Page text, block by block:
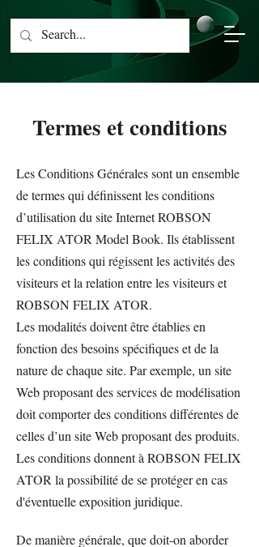
Termes et conditions
Les Conditions Générales sont un ensemble
de termes qui définissent les conditions
d’utilisation du site Internet ROBSON
FELIX ATOR Model Book. Ils établissent
les conditions qui régissent les activités des
visiteurs et la relation entre les visiteurs et
ROBSON FELIX ATOR.
Les modalités doivent être établies en
fonction des besoins spécifiques et de la
nature de chaque site. Par exemple, un site
Web proposant des services de modélisation
doit comporter des conditions différentes de
celles d’un site Web proposant des produits.
Les conditions donnent à ROBSON FELIX
ATOR la possibilité de se protéger en cas
d'éventuelle exposition juridique.
De manière générale, que doit-on aborder